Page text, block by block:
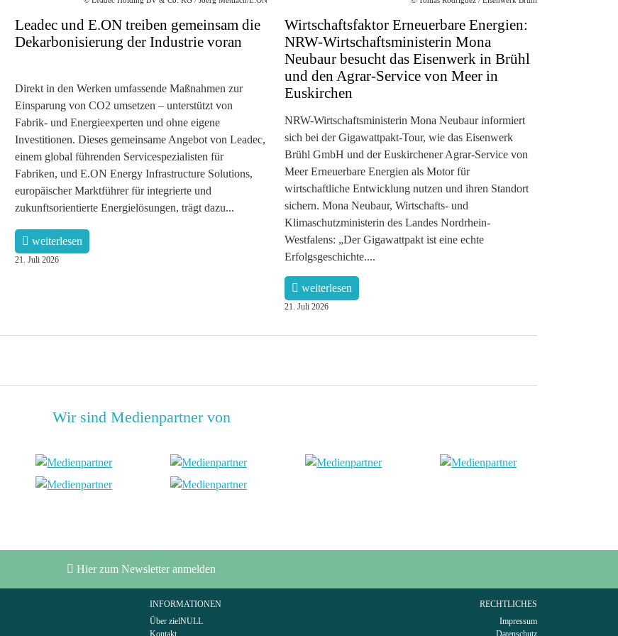
Leadec und E.ON treiben gemeinsam die
Dekarbonisierung der Industrie voran
Direkt in den Werken umfassende Maßnahmen zur
Einsparung von CO2 umsetzen – unterstützt von
Fabrik- und Energieexperten und ohne eigene
Investitionen. Dieses gemeinsame Angebot von Leadec,
einem global führenden Servicespezialisten für
Fabriken, und E.ON Energy Infrastructure Solutions,
europäischer Marktführer für integrierte und
zukunftsorientierte Energielösungen, trägt dazu...
weiterlesen
21. Juli 2026
Wirtschaftsfaktor Erneuerbare Energien:
NRW-Wirtschaftsministerin Mona
Neubaur besucht das Eisenwerk in Brühl
und den Agrar-Service von Meer in
Euskirchen
NRW-Wirtschaftsministerin Mona Neubaur informiert
sich bei der Gigawattpakt-Tour, wie das Eisenwerk
Brühl GmbH und der Euskirchener Agrar-Service von
Meer Erneuerbare Energien als Motor für
wirtschaftliche Entwicklung nutzen und ihren Standort
sichern. Mona Neubaur, Wirtschafts- und
Klimaschutzministerin des Landes Nordrhein-
Westfalens: „Der Gigawattpakt ist eine echte
Erfolgsgeschichte....
weiterlesen
21. Juli 2026
Wir sind Medienpartner von
Hier zum Newsletter anmelden
INFORMATIONEN
Über zielNULL
Kontakt
RECHTLICHES
Impressum
Datenschutz